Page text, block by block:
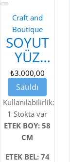
Craft and
Boutique
SOYUT
YÜZ
DESENLI
ŞIK
KADIN
ÖZEL
DIKIM
ETEK
₺3.000,00
Satıldı
Kullanılabilirlik:
1 Stokta var
ETEK BOY: 58
CM
ETEK BEL: 74